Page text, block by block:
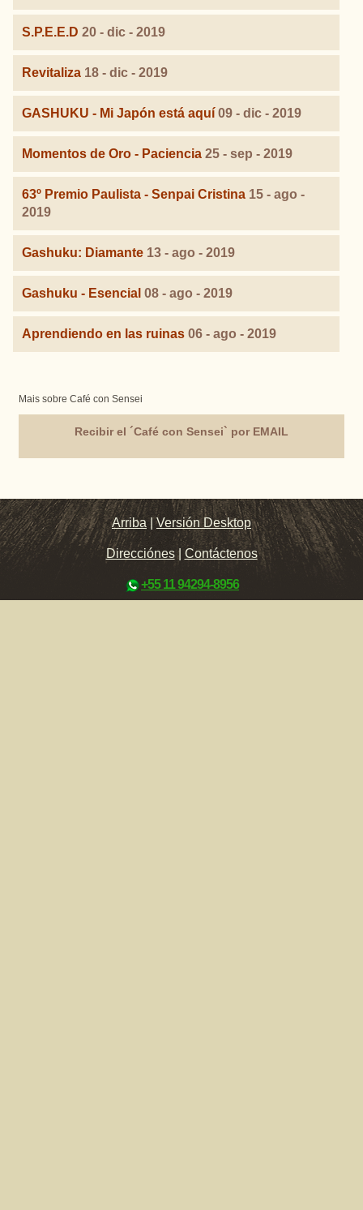
S.P.E.E.D 20 - dic - 2019
Revitaliza 18 - dic - 2019
GASHUKU - Mi Japón está aquí 09 - dic - 2019
Momentos de Oro - Paciencia 25 - sep - 2019
63º Premio Paulista - Senpai Cristina 15 - ago -
2019
Gashuku: Diamante 13 - ago - 2019
Gashuku - Esencial 08 - ago - 2019
Aprendiendo en las ruinas 06 - ago - 2019
Mais sobre Café con Sensei
Recibir el ´Café con Sensei` por EMAIL
Arriba |Versión Desktop
Direcciónes| Contáctenos
+55 11 94294-8956